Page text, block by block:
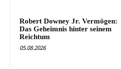
Robert Downey Jr. Vermögen:
Das Geheimnis hinter seinem
Reichtum
05.08.2026